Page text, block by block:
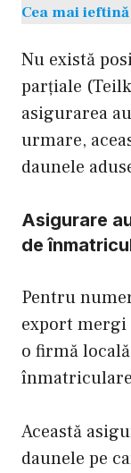
Cea mai
Nu există
parțiale
asigurarea
urmare,
daunele
Asigurare
de
Pentru
export mergi
o firmă
Această
daunele pe